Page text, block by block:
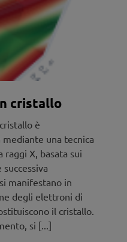
cristallo
è
una tecnica
X, basata sui
manifestano in
degli elettroni di
il cristallo.
si [...]